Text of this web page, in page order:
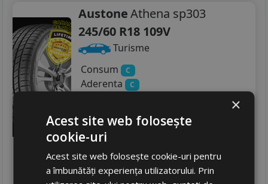
AustoneAthena sp303
245/60 R18 109V
Turisme
Consum
C
Aderenta C
774RON
1059 RON
In stoc - 4 buc
livrare 2/3 zile
×
Acest site web folosește
cookie-uri
Acest site web folosește cookie-uri pentru
a îmbunătăți experiența utilizatorului. Prin